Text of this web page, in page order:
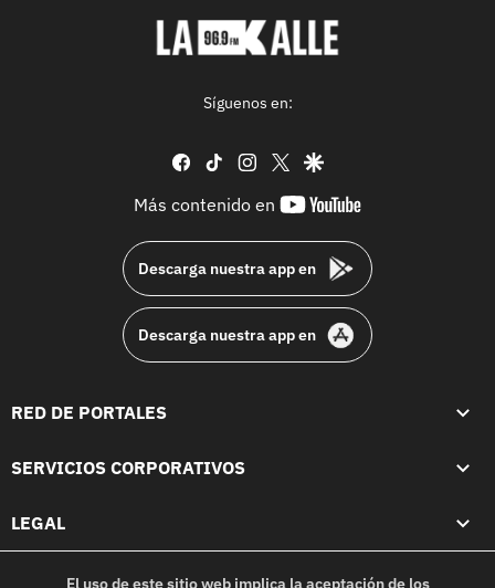
Síguenos en:
facebook
tiktok instagram
twittergoogle
Más contenido en
youtube-
Descarga nuestra app en
Descarga nuestra app en
RED DE PORTALES
SERVICIOS CORPORATIVOS
LEGAL
El uso de este sitio web implica la aceptación de los